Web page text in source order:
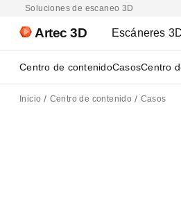
Soluciones de escaneo 3D
Artec 3D Escáneres
Centro de contenidoCasosCentro
Inicio Centro de contenido Casos